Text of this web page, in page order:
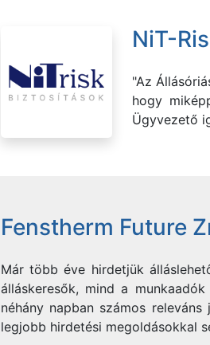
NiT-
"Az
hogy
Ügyvezető
Fenstherm Future
Már több éve hirdetjük
álláskeresők, mind a
néhány napban számos
legjobb hirdetési megoldásokkal